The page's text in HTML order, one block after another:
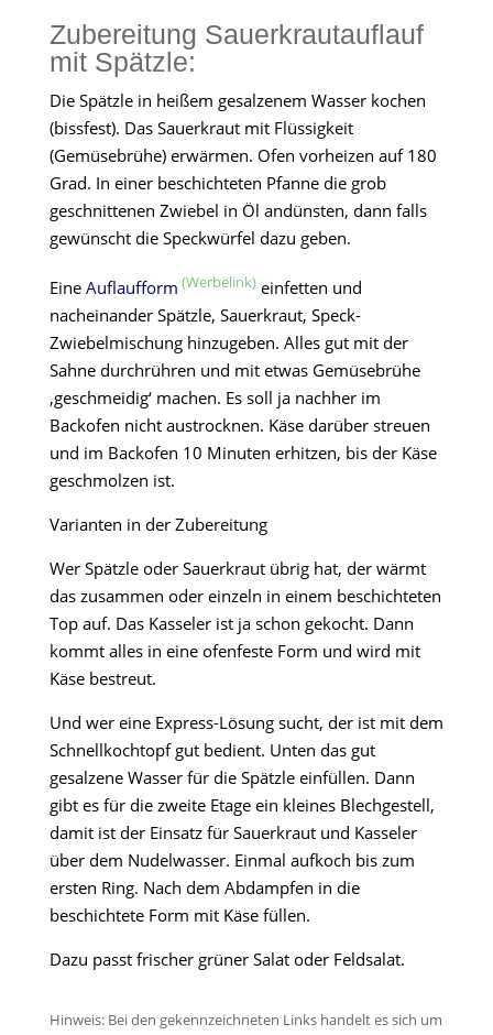
Zubereitung Sauerkrautauflauf
mit Spätzle:
Die Spätzle in heißem gesalzenem Wasser kochen
(bissfest). Das Sauerkraut mit Flüssigkeit
(Gemüsebrühe) erwärmen. Ofen vorheizen auf 180
Grad. In einer beschichteten Pfanne die grob
geschnittenen Zwiebel in Öl andünsten, dann falls
gewünscht die Speckwürfel dazu geben.
Eine Auflaufform
einfetten und
nacheinander Spätzle, Sauerkraut, Speck-
Zwiebelmischung hinzugeben. Alles gut mit der
Sahne durchrühren und mit etwas Gemüsebrühe
‚geschmeidig‘ machen. Es soll ja nachher im
Backofen nicht austrocknen. Käse darüber streuen
und im Backofen 10 Minuten erhitzen, bis der Käse
geschmolzen ist.
Varianten in der Zubereitung
Wer Spätzle oder Sauerkraut übrig hat, der wärmt
das zusammen oder einzeln in einem beschichteten
Top auf. Das Kasseler ist ja schon gekocht. Dann
kommt alles in eine ofenfeste Form und wird mit
Käse bestreut.
Und wer eine Express-Lösung sucht, der ist mit dem
Schnellkochtopf gut bedient. Unten das gut
gesalzene Wasser für die Spätzle einfüllen. Dann
gibt es für die zweite Etage ein kleines Blechgestell,
damit ist der Einsatz für Sauerkraut und Kasseler
über dem Nudelwasser. Einmal aufkoch bis zum
ersten Ring. Nach dem Abdampfen in die
beschichtete Form mit Käse füllen.
Dazu passt frischer grüner Salat oder Feldsalat.
Hinweis: Bei den gekennzeichneten Links handelt es sich um